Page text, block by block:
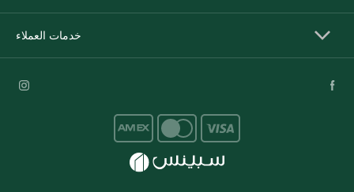
خدمات العملاء